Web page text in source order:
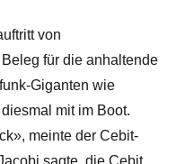
von
für die anhaltende
Giganten wie
mit im Boot.
meinte der Cebit-
sagte, die Cebit